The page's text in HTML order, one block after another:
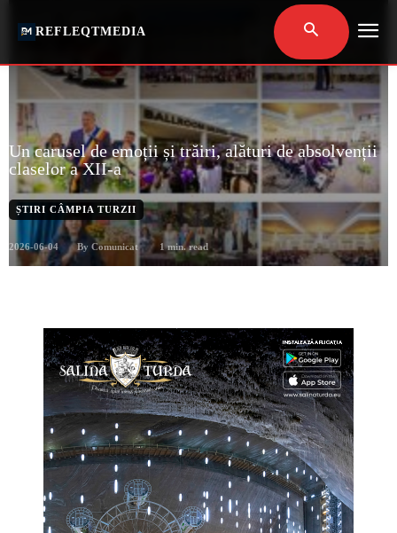
REFLEQTMEDIA
Un carusel de emoții și trăiri, alături de absolvenții
claselor a XII-a
ȘTIRI CÂMPIA TURZII
2026-06-04 By Comunicat 1min. read